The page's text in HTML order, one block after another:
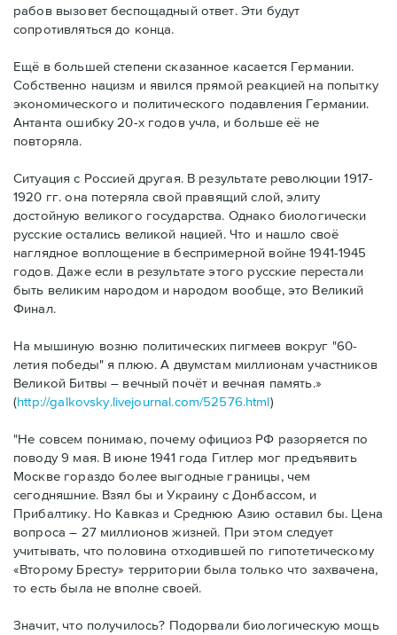
рабов вызовет беспощадный ответ. Эти будут
сопротивляться до конца.
Ещё в большей степени сказанное касается Германии.
Собственно нацизм и явился прямой реакцией на попытку
экономического и политического подавления Германии.
Антанта ошибку 20-х годов учла, и больше её не
повторяла.
Ситуация с Россией другая. В результате революции 1917-
1920 гг. она потеряла свой правящий слой, элиту
достойную великого государства. Однако биологически
русские остались великой нацией. Что и нашло своё
наглядное воплощение в беспримерной войне 1941-1945
годов. Даже если в результате этого русские перестали
быть великим народом и народом вообще, это Великий
Финал.
На мышиную возню политических пигмеев вокруг "60-
летия победы" я плюю. А двумстам миллионам участников
Великой Битвы – вечный почёт и вечная память.»
(http://galkovsky.livejournal.com/52576.html)
"Не совсем понимаю, почему официоз РФ разоряется по
поводу 9 мая. В июне 1941 года Гитлер мог предъявить
Москве гораздо более выгодные границы, чем
сегодняшние. Взял бы и Украину с Донбассом, и
Прибалтику. Но Кавказ и Среднюю Азию оставил бы. Цена
вопроса – 27 миллионов жизней. При этом следует
учитывать, что половина отходившей по гипотетическому
«Второму Бресту» территории была только что захвачена,
то есть была не вполне своей.
Значит, что получилось? Подорвали биологическую мощь